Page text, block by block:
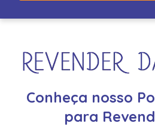
Conheça nosso
para